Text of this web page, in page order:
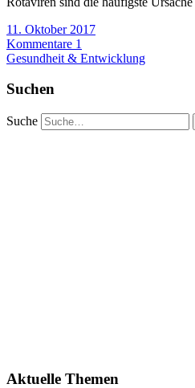
11. Oktober 2017
Kommentare 1
Gesundheit & Entwicklung
Suchen
Suche
Aktuelle Themen